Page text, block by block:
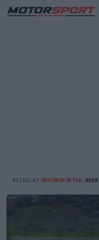
KEZDŐLAP MOTORSPORTOK